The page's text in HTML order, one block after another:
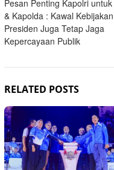
navigation
Pesan Penting Kapolri untuk
& Kapolda : Kawal Kebijakan
Presiden Juga Tetap Jaga
Kepercayaan Publik
RELATED POSTS